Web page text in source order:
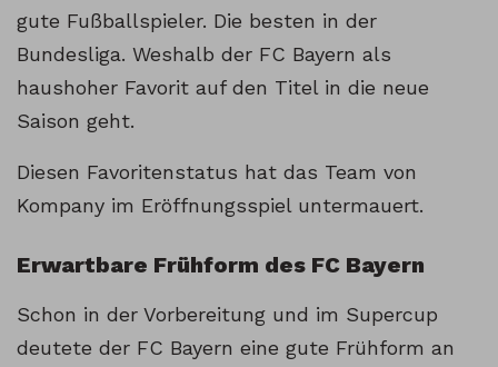
gute Fußballspieler. Die besten in der
Bundesliga. Weshalb der FC Bayern als
haushoher Favorit auf den Titel in die neue
Saison geht.
Diesen Favoritenstatus hat das Team von
Kompany im Eröffnungsspiel untermauert.
Erwartbare Frühform des FC Bayern
Schon in der Vorbereitung und im Supercup
deutete der FC Bayern eine gute Frühform an